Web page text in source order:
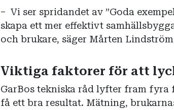
– Vi ser spridandet av ”Goda
skapa ett mer effektivt
och brukare, säger Mårten
Viktiga faktorer för att
GarBos tekniska råd lyfter fram
få ett bra resultat. Mätning,